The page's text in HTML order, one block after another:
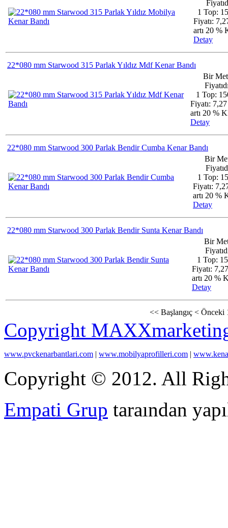
1 Top:
Fiyatı:
artı 20 %
Detay
22*080 mm Starwood 315 Parlak Yıldız Mdf Kenar Bandı
Bir
1 Top:
Fiyatı:
artı 20 %
Detay
22*080 mm Starwood 300 Parlak Bendir Cumba Kenar Bandı
Bir
1 Top:
Fiyatı:
artı 20 %
Detay
22*080 mm Starwood 300 Parlak Bendir Sunta Kenar Bandı
Bir
1 Top:
Fiyatı:
artı 20 %
Detay
<< Başlangıç < Önceki
Copyright
www.pvckenarbantlari.com | www.mobilyaprofilleri.com |
Copyright © 2012. All
Empati Grup taraından